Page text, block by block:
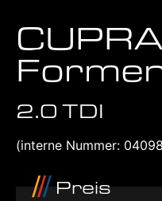
CUPRA
2.0 TDI
(interne Nummer:
Preis